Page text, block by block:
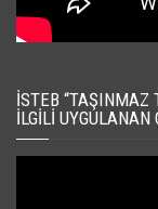
İSTEB “TAŞINMAZ
İLGILI